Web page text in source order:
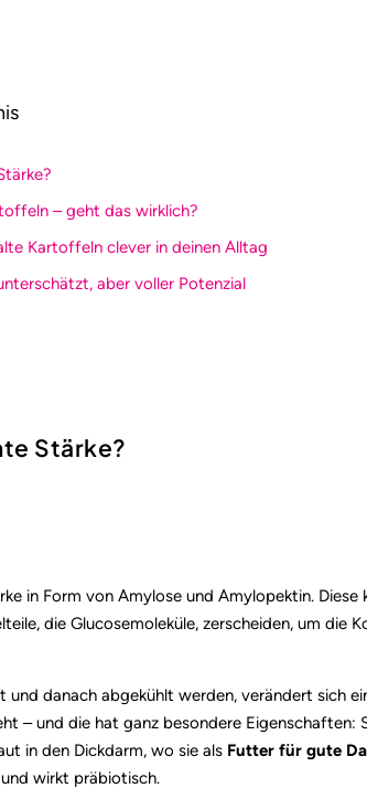
– geht das wirklich?
Kartoffeln clever in deinen Alltag
aber voller Potenzial
Stärke?
in Form von Amylose und Amylopektin.
die Glucosemoleküle, zerscheiden, um die
danach abgekühlt werden, verändert sich
– und die hat ganz besondere Eigenschaften:
in den Dickdarm, wo sie als Futter für gute
und wirkt präbiotisch.